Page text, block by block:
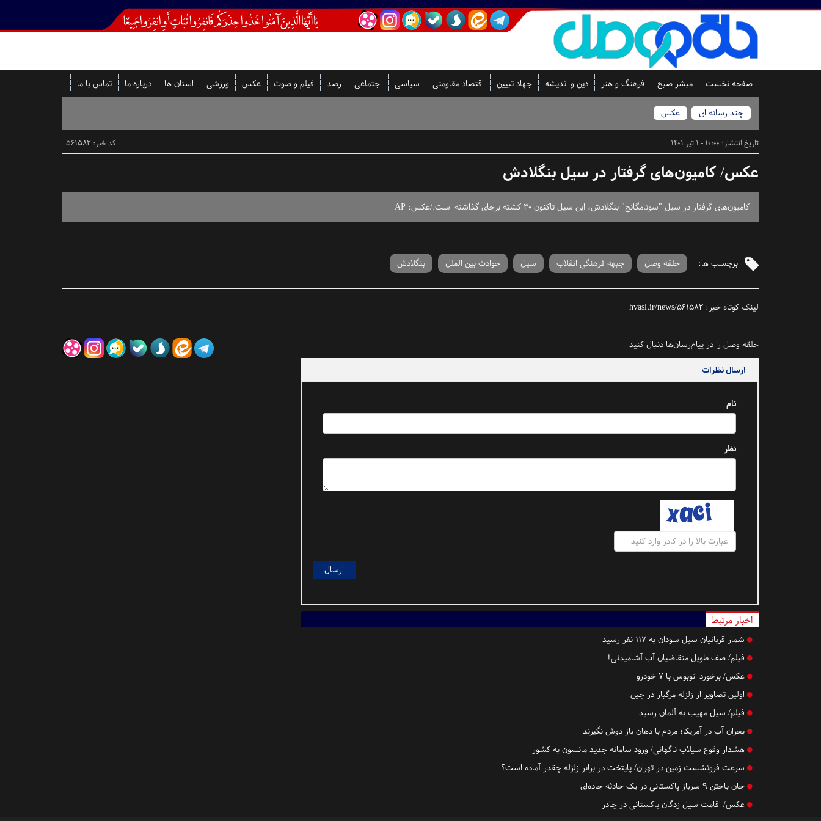
صفحه نخست مبشر صبح فرهنگ و هنر دین و اندیشه جهاد تبیین اقتصاد مقاومتی سیاسی اجتماعی رصد فیلم و صوت عکس ورزشی استان ها درباره ما تماس با ما
چند رسانه ای عکس
تاریخ انتشار: 10:00 - 1 تیر 1401 کد خبر: 561582
عکس/ کامیون‌های گرفتار در سیل بنگلادش
کامیون‌های گرفتار در سیل "سونامگانج" بنگلادش، این سیل تاکنون ۳۰ کشته برجای گذاشته است./عکس: AP
برچسب ها: حلقه وصل جبهه فرهنگی انقلاب سیل حوادث بین الملل بنگلادش
لینک کوتاه خبر: hvasl.ir/news/561582
حلقه وصل را در پیام‌رسان‌ها دنبال کنید
ارسال نظرات
نام
نظر
اخبار مرتبط
شمار قربانیان سیل سودان به ۱۱۷ نفر رسید
فیلم/ صف طویل متقاضیان آب آشامیدنی!
عکس/ برخورد اتوبوس با ۷ خودرو
اولین تصاویر از زلزله مرگبار در چین
فیلم/ سیل مهیب به آلمان رسید
بحران آب در آمریکا؛ مردم با دهان باز دوش نگیرند
هشدار وقوع سیلاب ناگهانی/ ورود سامانه جدید مانسون به کشور
سرعت فرونشست زمین در تهران/ پایتخت در برابر زلزله چقدر آماده است؟
جان باختن ۹ سرباز پاکستانی در یک حادثه جاده‌ای
عکس/ اقامت سیل زدگان پاکستانی در چادر